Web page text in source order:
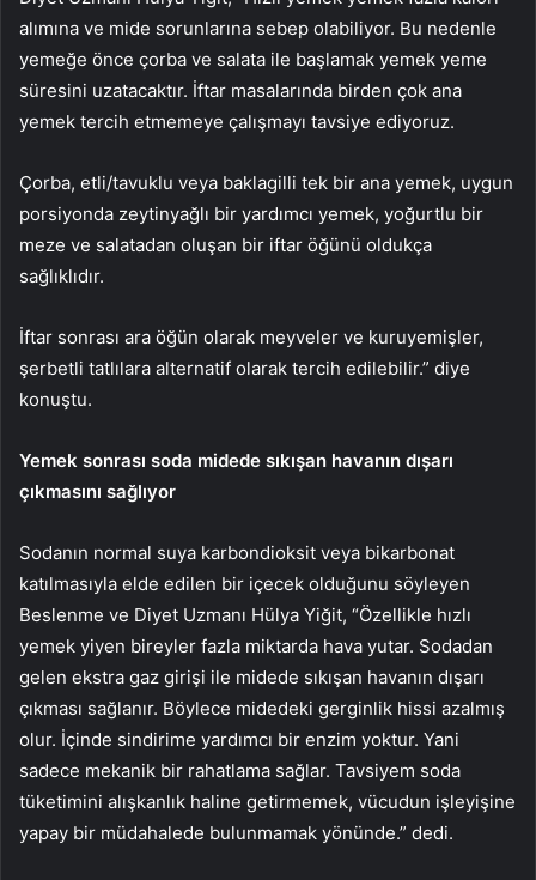
alımına ve mide sorunlarına sebep olabiliyor. Bu nedenle
yemeğe önce çorba ve salata ile başlamak yemek yeme
süresini uzatacaktır. İftar masalarında birden çok ana
yemek tercih etmemeye çalışmayı tavsiye ediyoruz.
Çorba, etli/tavuklu veya baklagilli tek bir ana yemek, uygun
porsiyonda zeytinyağlı bir yardımcı yemek, yoğurtlu bir
meze ve salatadan oluşan bir iftar öğünü oldukça
sağlıklıdır.
İftar sonrası ara öğün olarak meyveler ve kuruyemişler,
şerbetli tatlılara alternatif olarak tercih edilebilir.” diye
konuştu.
Yemek sonrası soda midede sıkışan havanın dışarı
çıkmasını sağlıyor
Sodanın normal suya karbondioksit veya bikarbonat
katılmasıyla elde edilen bir içecek olduğunu söyleyen
Beslenme ve Diyet Uzmanı Hülya Yiğit, “Özellikle hızlı
yemek yiyen bireyler fazla miktarda hava yutar. Sodadan
gelen ekstra gaz girişi ile midede sıkışan havanın dışarı
çıkması sağlanır. Böylece midedeki gerginlik hissi azalmış
olur. İçinde sindirime yardımcı bir enzim yoktur. Yani
sadece mekanik bir rahatlama sağlar. Tavsiyem soda
tüketimini alışkanlık haline getirmemek, vücudun işleyişine
yapay bir müdahalede bulunmamak yönünde.” dedi.